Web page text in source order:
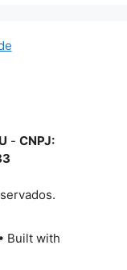
- CNPJ:
• Built with